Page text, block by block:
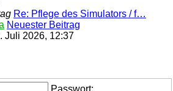
Re: Pflege des Simulators / f…
Neuester Beitrag
Juli 2026, 12:37
Passwort: